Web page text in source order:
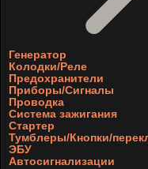
Генератор
Колодки/Реле
Предохранители
Приборы/Сигналы
Проводка
Система зажигания
Стартер
Тумблеры/Кнопки/
ЭБУ
Автосигнализации